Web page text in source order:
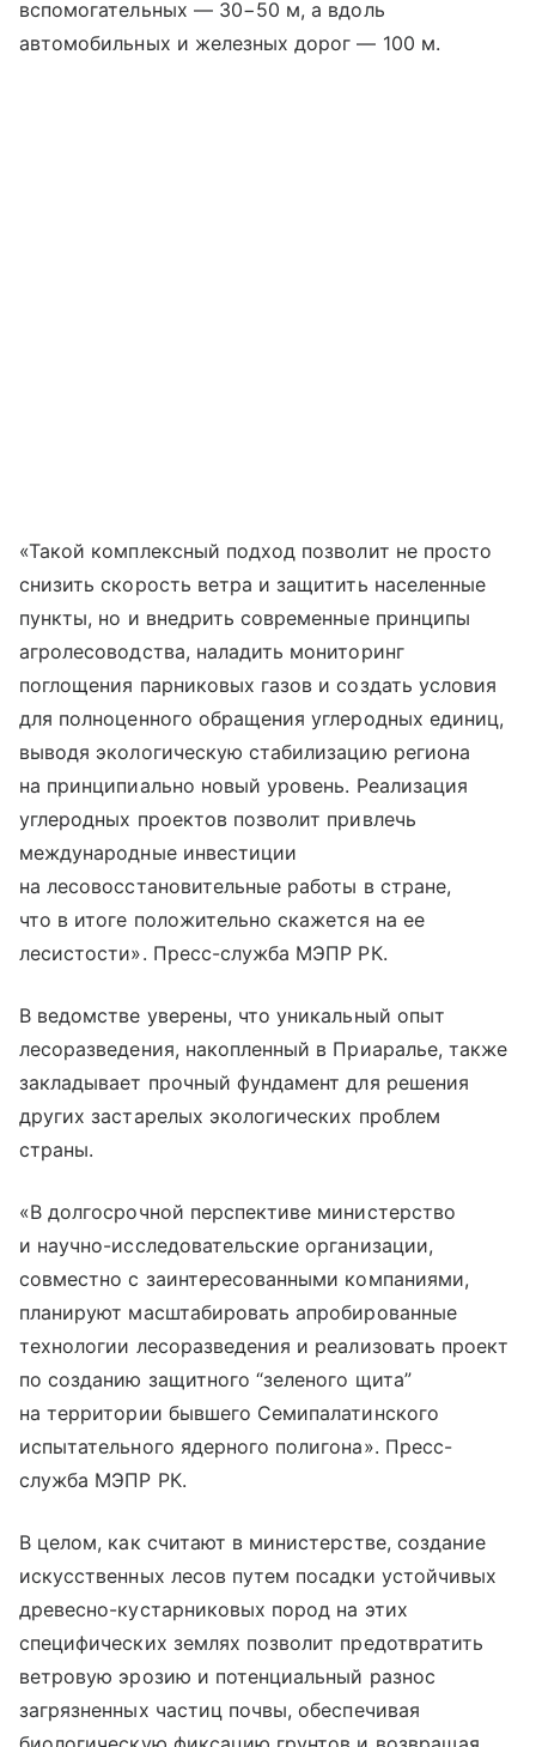
вспомогательных — 30−50 м, а вдоль
автомобильных и железных дорог — 100 м.
«Такой комплексный подход позволит не просто
снизить скорость ветра и защитить населенные
пункты, но и внедрить современные принципы
агролесоводства, наладить мониторинг
поглощения парниковых газов и создать условия
для полноценного обращения углеродных единиц,
выводя экологическую стабилизацию региона
на принципиально новый уровень. Реализация
углеродных проектов позволит привлечь
международные инвестиции
на лесовосстановительные работы в стране,
что в итоге положительно скажется на ее
лесистости». Пресс-служба МЭПР РК.
В ведомстве уверены, что уникальный опыт
лесоразведения, накопленный в Приаралье, также
закладывает прочный фундамент для решения
других застарелых экологических проблем
страны.
«В долгосрочной перспективе министерство
и научно-исследовательские организации,
совместно с заинтересованными компаниями,
планируют масштабировать апробированные
технологии лесоразведения и реализовать проект
по созданию защитного “зеленого щита”
на территории бывшего Семипалатинского
испытательного ядерного полигона». Пресс-
служба МЭПР РК.
В целом, как считают в министерстве, создание
искусственных лесов путем посадки устойчивых
древесно-кустарниковых пород на этих
специфических землях позволит предотвратить
ветровую эрозию и потенциальный разнос
загрязненных частиц почвы, обеспечивая